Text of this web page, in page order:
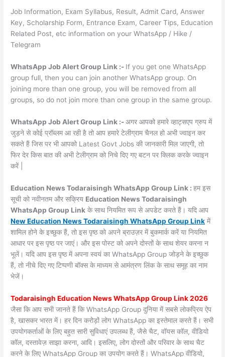
Job Information, Exam Syllabus, Result, Admit Card, Answer
Key, Scholarship Form, Entrance Exam, Career Tips, Education
Related Post, etc information on your WhatsApp / Hike /
Telegram
WhatsApp Job Alert Group Link :- If you get one WhatsApp
group full, then you can join another WhatsApp group. On
joining more than one group, you will be removed from all
groups, so do not join more than one group in the same group.
WhatsApp Job Alert Group Link :-अगर आपको हमारे व्हाट्सएप ग्रुप में
जुड़ने से कोई प्रॉब्लम आ रही है तो आप हमारे टेलीग्राम चैनल हो अभी ज्वाइन कर
सकते हैं जिस पर भी आपको Latest Govt Jobs की जानकारी मिल जाएगी, तो
फिर देर किस बात की अभी टेलीग्राम को निचे दिए गए बटन पर क्लिक करके ज्वाइन
करें |
Education News Todaraisingh WhatsApp Group Link :हम इस
सूची को नवीनतम और सक्रिय Education News Todaraisingh
WhatsApp Group Link के साथ नियमित रूप से अपडेट करते हैं। यदि आप
New Education News Todaraisingh WhatsApp Group Link में
शामिल होने के इच्छुक हैं, तो इस पृष्ठ को अपने ब्राउज़र में बुकमार्क करें या नियमित
आधार पर इस पृष्ठ पर जाएं। और इस पोस्ट को अपने दोस्तों के साथ शेयर करना न
भूलें। यदि आप इस पृष्ठ में अपना स्वयं का WhatsApp Group जोड़ने के इच्छुक
हैं, तो नीचे दिए गए टिप्पणी बॉक्स के माध्यम से आमंत्रण लिंक के साथ समूह का नाम
भेजें।
Todaraisingh Education News WhatsApp Group Link 2026
जैसा कि आप सभी जानते हैं कि WhatsApp Group दुनिया में सबसे लोकप्रिय ऐप
है, खासकर भारत में। हर दिन करोड़ों लोग WhatsApp का इस्तेमाल करते हैं। सभी
उपयोगकर्ताओं के लिए बहुत सारी सुविधाएं उपलब्ध हैं, जैसे चैट, वॉयस कॉल, वीडियो
कॉल, दस्तावेज़ साझा करना, आदि। इसलिए, लोग दोस्तों और परिवार के साथ चैट
करने के लिए WhatsApp Group का उपयोग करते हैं। WhatsApp वीडियो,